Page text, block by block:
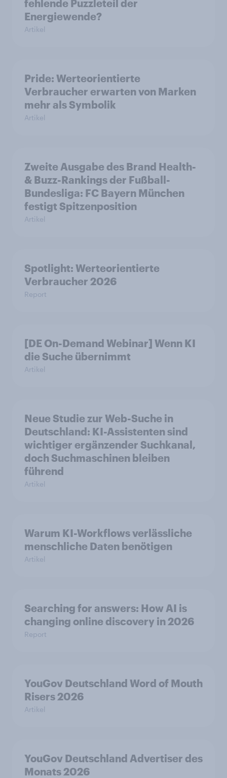
fehlende Puzzleteil der
Energiewende?
Artikel
Pride: Werteorientierte
Verbraucher erwarten von Marken
mehr als Symbolik
Artikel
Zweite Ausgabe des Brand Health-
& Buzz-Rankings der Fußball-
Bundesliga: FC Bayern München
festigt Spitzenposition
Artikel
Spotlight: Werteorientierte
Verbraucher 2026
Report
[DE On-Demand Webinar] Wenn KI
die Suche übernimmt
Artikel
Neue Studie zur Web-Suche in
Deutschland: KI-Assistenten sind
wichtiger ergänzender Suchkanal,
doch Suchmaschinen bleiben
führend
Artikel
Warum KI-Workflows verlässliche
menschliche Daten benötigen
Artikel
Searching for answers: How AI is
changing online discovery in 2026
Report
YouGov Deutschland Word of Mouth
Risers 2026
Artikel
YouGov Deutschland Advertiser des
Monats 2026